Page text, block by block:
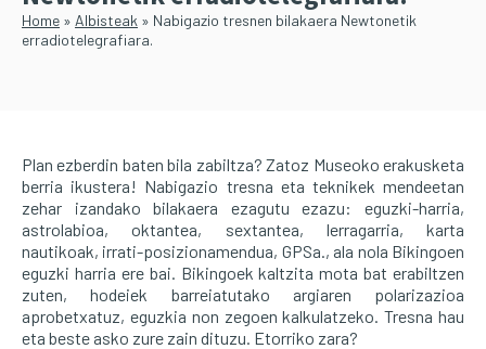
Home » Albisteak » Nabigazio tresnen bilakaera Newtonetik
erradiotelegrafiara.
Plan ezberdin baten bila zabiltza? Zatoz Museoko erakusketa
berria ikustera! Nabigazio tresna eta teknikek mendeetan
zehar izandako bilakaera ezagutu ezazu: eguzki-harria,
astrolabioa, oktantea, sextantea, lerragarria, karta
nautikoak, irrati-posizionamendua, GPSa., ala nola Bikingoen
eguzki harria ere bai. Bikingoek kaltzita mota bat erabiltzen
zuten, hodeiek barreiatutako argiaren polarizazioa
aprobetxatuz, eguzkia non zegoen kalkulatzeko. Tresna hau
eta beste asko zure zain dituzu. Etorriko zara?